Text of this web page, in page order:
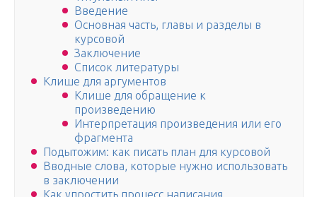
Введение
Основная часть, главы и разделы в
курсовой
Заключение
Список литературы
Клише для аргументов
Клише для обращение к
произведению
Интерпретация произведения или его
фрагмента
Подытожим: как писать план для курсовой
Вводные слова, которые нужно использовать
в заключении
Как упростить процесс написания